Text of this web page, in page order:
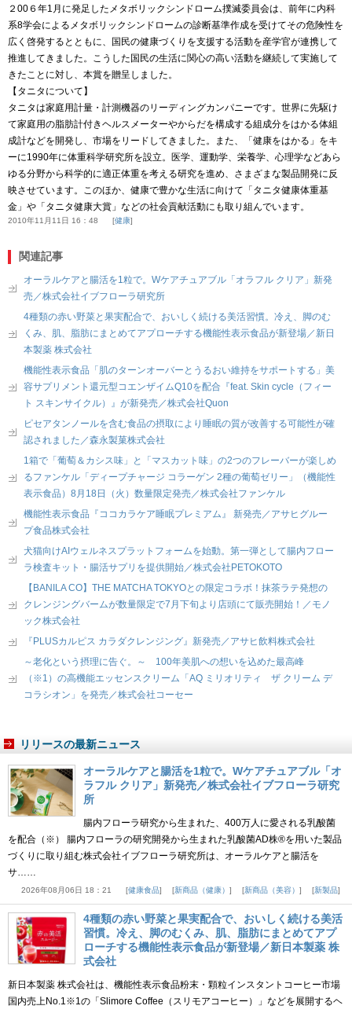
２00６年1月に発足したメタボリックシンドローム撲滅委員会は、前年に内科
系8学会によるメタボリックシンドロームの診断基準作成を受けてその危険性を
広く啓発するとともに、国民の健康づくりを支援する活動を産学官が連携して
推進してきました。こうした国民の生活に関心の高い活動を継続して実施して
きたことに対し、本賞を贈呈しました。
【タニタについて】
タニタは家庭用計量・計測機器のリーディングカンパニーです。世界に先駆け
て家庭用の脂肪計付きヘルスメーターやからだを構成する組成分をはかる体組
成計などを開発し、市場をリードしてきました。また、「健康をはかる」をキ
ーに1990年に体重科学研究所を設立。医学、運動学、栄養学、心理学などあら
ゆる分野から科学的に適正体重を考える研究を進め、さまざまな製品開発に反
映させています。このほか、健康で豊かな生活に向けて「タニタ健康体重基
金」や「タニタ健康大賞」などの社会貢献活動にも取り組んでいます。
2010年11月11日 16：48 健康
関連記事
オーラルケアと腸活を1粒で。Wケアチュアブル「オラフル クリア」新発
売／株式会社イブフローラ研究所
4種類の赤い野菜と果実配合で、おいしく続ける美活習慣。冷え、脚のむ
くみ、肌、脂肪にまとめてアプローチする機能性表示食品が新登場／新日
本製薬 株式会社
機能性表示食品「肌のターンオーバーとうるおい維持をサポートする」美
容サプリメント還元型コエンザイムQ10を配合『feat. Skin cycle（フィー
ト スキンサイクル）』が新発売／株式会社Quon
ピセアタンノールを含む食品の摂取により睡眠の質が改善する可能性が確
認されました／森永製菓株式会社
1箱で「葡萄＆カシス味」と「マスカット味」の2つのフレーバーが楽しめ
るファンケル「ディープチャージ コラーゲン 2種の葡萄ゼリー」（機能性
表示食品）8月18日（火）数量限定発売／株式会社ファンケル
機能性表示食品『ココカラケア睡眠プレミアム』 新発売／アサヒグルー
プ食品株式会社
犬猫向けAIウェルネスプラットフォームを始動。第一弾として腸内フロー
ラ検査キット・腸活サプリを提供開始／株式会社PETOKOTO
【BANILA CO】THE MATCHA TOKYOとの限定コラボ！抹茶ラテ発想の
クレンジングバームが数量限定で7月下旬より店頭にて販売開始！／モノ
ック株式会社
『PLUSカルピス カラダクレンジング』新発売／アサヒ飲料株式会社
～老化という摂理に告ぐ。～ 100年美肌への想いを込めた最高峰
（※1）の高機能エッセンスクリーム「AQ ミリオリティ ザ クリーム デ
コラシオン」を発売／株式会社コーセー
リリースの最新ニュース
オーラルケアと腸活を1粒で。Wケアチュアブル「オ
ラフル クリア」新発売／株式会社イブフローラ研究
所
腸内フローラ研究から生まれた、400万人に愛される乳酸菌
を配合（※） 腸内フローラの研究開発から生まれた乳酸菌AD株®を用いた製品
づくりに取り組む株式会社イブフローラ研究所は、オーラルケアと腸活を
サ……
2026年08月06日 18：21 健康食品 新商品（健康） 新商品（美容） 新製品
4種類の赤い野菜と果実配合で、おいしく続ける美活
習慣。冷え、脚のむくみ、肌、脂肪にまとめてアプ
ローチする機能性表示食品が新登場／新日本製薬 株
式会社
新日本製薬 株式会社は、機能性表示食品粉末・顆粒インスタントコーヒー市場
国内売上No.1※1の「Slimore Coffee（スリモアコーヒー）」などを展開するヘ